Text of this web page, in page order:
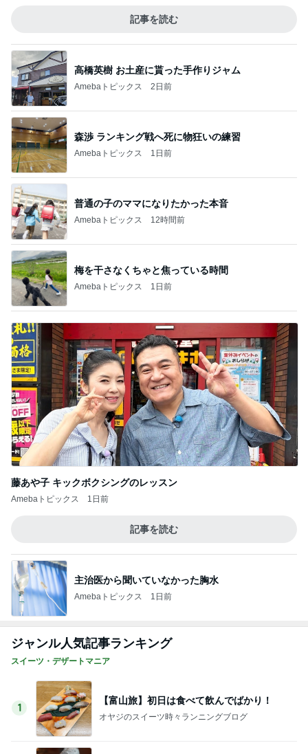
記事を読む
高橋英樹 お土産に貰った手作りジャム
Amebaトピックス 2日前
森渉 ランキング戦へ死に物狂いの練習
Amebaトピックス 1日前
普通の子のママになりたかった本音
Amebaトピックス 12時間前
梅を干さなくちゃと焦っている時間
Amebaトピックス 1日前
藤あや子 キックボクシングのレッスン
Amebaトピックス 1日前
記事を読む
主治医から聞いていなかった胸水
Amebaトピックス 1日前
ジャンル人気記事ランキング
スイーツ・デザートマニア
1
【富山旅】初日は食べて飲んでばかり！
オヤジのスイーツ時々ランニングブログ